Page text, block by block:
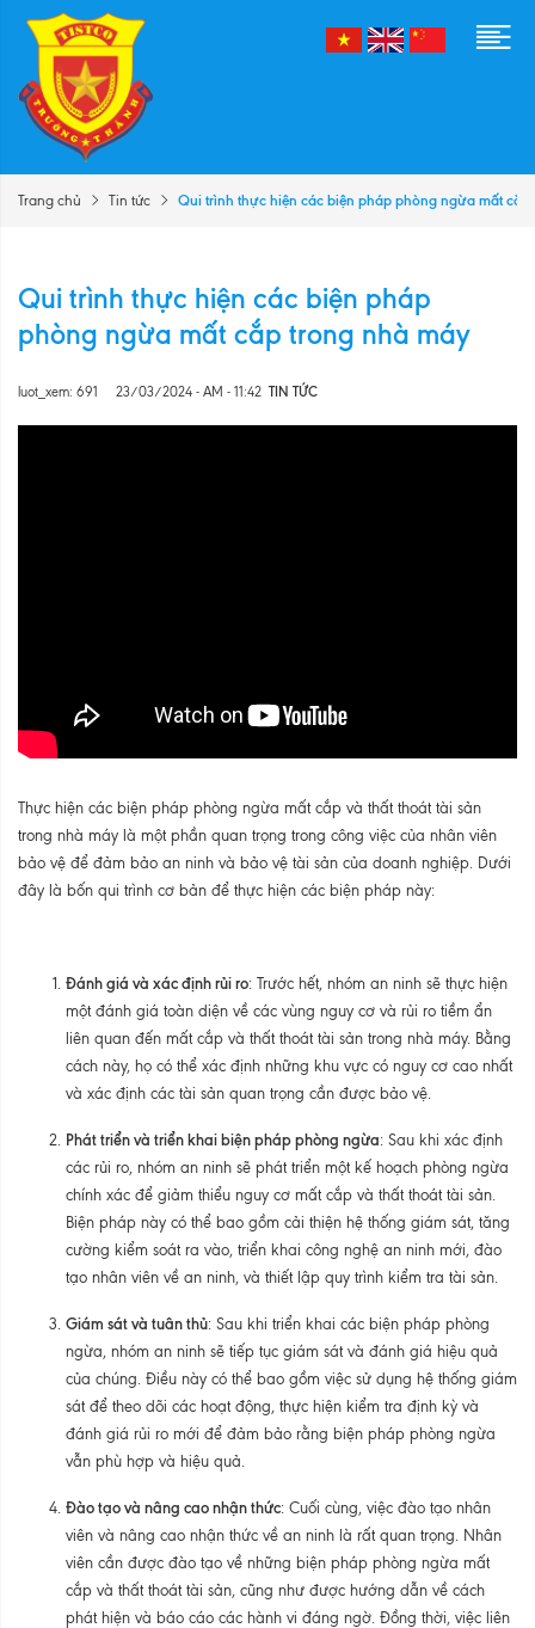
Trang chủ Tin tức Qui trình thực hiện các biện pháp phòng ngừa mất cắp
Qui trình thực hiện các biện pháp
phòng ngừa mất cắp trong nhà máy
luot_xem: 691 23/03/2024 - AM - 11:42 TIN TỨC
Thực hiện các biện pháp phòng ngừa mất cắp và thất thoát tài sản
trong nhà máy là một phần quan trọng trong công việc của nhân viên
bảo vệ để đảm bảo an ninh và bảo vệ tài sản của doanh nghiệp. Dưới
đây là bốn qui trình cơ bản để thực hiện các biện pháp này:
Đánh giá và xác định rủi ro: Trước hết, nhóm an ninh sẽ thực hiện
một đánh giá toàn diện về các vùng nguy cơ và rủi ro tiềm ẩn
liên quan đến mất cắp và thất thoát tài sản trong nhà máy. Bằng
cách này, họ có thể xác định những khu vực có nguy cơ cao nhất
và xác định các tài sản quan trọng cần được bảo vệ.
Phát triển và triển khai biện pháp phòng ngừa: Sau khi xác định
các rủi ro, nhóm an ninh sẽ phát triển một kế hoạch phòng ngừa
chính xác để giảm thiểu nguy cơ mất cắp và thất thoát tài sản.
Biện pháp này có thể bao gồm cải thiện hệ thống giám sát, tăng
cường kiểm soát ra vào, triển khai công nghệ an ninh mới, đào
tạo nhân viên về an ninh, và thiết lập quy trình kiểm tra tài sản.
Giám sát và tuân thủ: Sau khi triển khai các biện pháp phòng
ngừa, nhóm an ninh sẽ tiếp tục giám sát và đánh giá hiệu quả
của chúng. Điều này có thể bao gồm việc sử dụng hệ thống giám
sát để theo dõi các hoạt động, thực hiện kiểm tra định kỳ và
đánh giá rủi ro mới để đảm bảo rằng biện pháp phòng ngừa
vẫn phù hợp và hiệu quả.
Đào tạo và nâng cao nhận thức: Cuối cùng, việc đào tạo nhân
viên và nâng cao nhận thức về an ninh là rất quan trọng. Nhân
viên cần được đào tạo về những biện pháp phòng ngừa mất
cắp và thất thoát tài sản, cũng như được hướng dẫn về cách
phát hiện và báo cáo các hành vi đáng ngờ. Đồng thời, việc liên